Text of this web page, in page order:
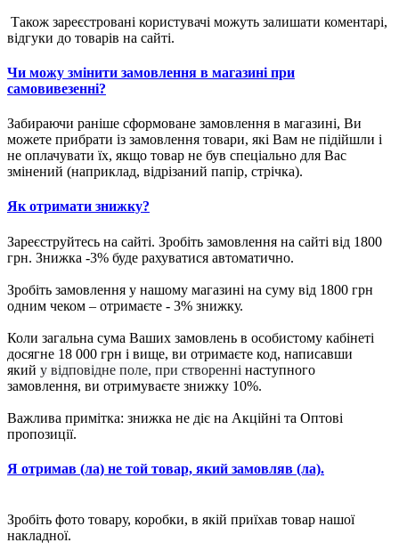
Також зареєстровані користувачі можуть залишати коментарі,
відгуки до товарів на сайті.
Чи можу змінити замовлення в магазині при
самовивезенні?
Забираючи раніше сформоване замовлення в магазині, Ви
можете прибрати із замовлення товари, які Вам не підійшли і
не оплачувати їх, якщо товар не був спеціально для Вас
змінений (наприклад, відрізаний папір, стрічка).
Як отримати знижку?
Зареєструйтесь на сайті. Зробіть замовлення на сайті від 1800
грн. Знижка -3% буде рахуватися автоматично.
Зробіть замовлення у нашому магазині на суму від 1800 грн
одним чеком – отримаєте - 3% знижку.
Коли загальна сума Ваших замовлень в особистому кабінеті
досягне 18 000 грн і вище, ви отримаєте код, написавши
який у відповідне поле, при створенні наступного
замовлення, ви отримуваєте знижку 10%.
Важлива примітка: знижка не діє на Акційні та Оптові
пропозиції.
Я отримав (ла) не той товар, який замовляв (ла).
Зробіть фото товару, коробки, в якій приїхав товар нашої
накладної.